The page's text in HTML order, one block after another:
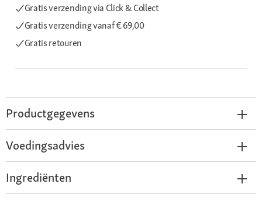
Gratis verzending via Click & Collect
Gratis verzendingvanaf € 69,00
Gratis retouren
Productgegevens
Voedingsadvies
Ingrediënten